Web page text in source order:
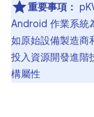
重要事項：
Android 作業系統
如原始設備製造商
投入資源開發進階
構屬性